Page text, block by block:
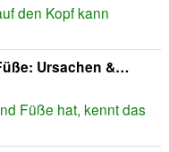
den Kopf kann
Ursachen &…
Füße hat, kennt das